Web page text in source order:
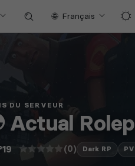
Français
DU SERVEUR
Actual
(0) Dark RP